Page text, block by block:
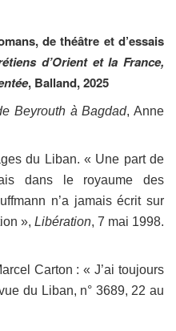
de théâtre et d’essais
d’Orient et la France,
, Balland, 2025
Beyrouth à Bagdad, Anne
du Liban. « Une part de
dans le royaume des
n’a jamais écrit sur
», Libération, 7 mai 1998.
Carton : « J’ai toujours
du Liban, n° 3689, 22 au